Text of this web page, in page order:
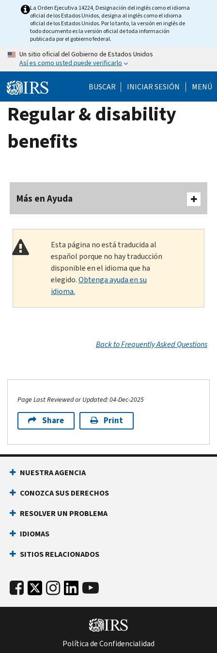
La Orden Ejecutiva 14224, Designación del inglés como el idioma
oficial de los Estados Unidos, designa al inglés como el idioma
oficial de los Estados Unidos. Por lo tanto, la versión en inglés de
todo documento es la versión oficial de toda información
publicada por el gobierno federal.
Un sitio oficial del Gobierno de Estados Unidos
Así es como usted puede verificarlo
BUSCAR INICIAR SESIÓN MENÚ
Regular & disability
benefits
Más en Ayuda
Esta página no está traducida al
español porque no hay traducción
disponible en el idioma que ha
elegido.Obtenga ayuda en su
idioma.
Back to Frequently Asked Questions
Page Last Reviewed or Updated: 04-Dec-2025
Share Print
NUESTRA AGENCIA
CONOZCA SUS DERECHOS
RESOLVER UN PROBLEMA
IDIOMAS
SITIOS RELACIONADOS
Política de Confidencialidad